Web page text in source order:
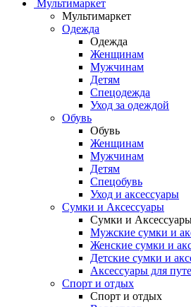
Мультимаркет
Мультимаркет
Одежда
Одежда
Женщинам
Мужчинам
Детям
Спецодежда
Уход за одеждой
Обувь
Обувь
Женщинам
Мужчинам
Детям
Спецобувь
Уход и аксессуары
Сумки и Аксессуары
Сумки и
Мужские сумки и
Женские сумки и
Детские сумки и
Аксессуары для
Спорт и отдых
Спорт и отдых